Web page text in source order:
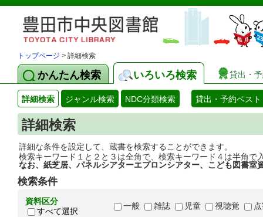
トップページ > 詳細検索
かんたん検索 いろいろ検索 貸出・
詳細検索 ジャンル検索 NDC分類検索 貸出・予約ベスト
詳細検索
詳細な条件を設定して、蔵書を検索することができます。
検索キーワード１と２と３は全角で、検索キーワード４は半角で
なお、紙芝居、パネルシアターエプロンシアター、こども図書室
検索条件
資料区分
すべて選択
一般 雑誌 児童 視聴覚